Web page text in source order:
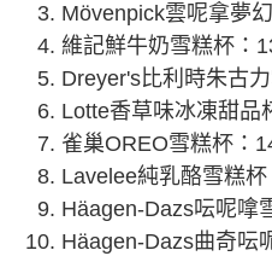
Mövenpick雲呢拿夢
維記鮮牛奶雪糕杯：
Dreyer's比利時朱古
Lotte香草味冰凍甜品
雀巢OREO雪糕杯：
Lavelee純乳酪雪糕杯
Häagen-Dazs呍呢嗱
Häagen-Dazs曲奇呍